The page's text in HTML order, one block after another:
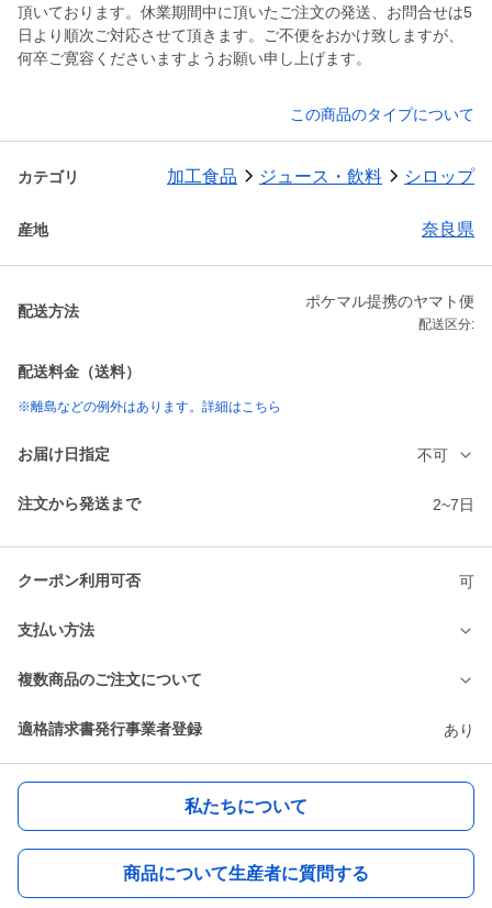
頂いております。休業期間中に頂いたご注文の発送、お問合せは5
日より順次ご対応させて頂きます。ご不便をおかけ致しますが、
何卒ご寛容くださいますようお願い申し上げます。
この商品のタイプについて
カテゴリ 加工食品 ジュース・飲料 シロップ
産地 奈良県
配送方法
ポケマル提携のヤマト便
配送区分:
配送料金（送料）
※離島などの例外はあります。詳細はこちら
お届け日指定 不可
注文から発送まで 2~7日
クーポン利用可否 可
支払い方法
複数商品のご注文について
適格請求書発行事業者登録 あり
私たちについて
商品について生産者に質問する